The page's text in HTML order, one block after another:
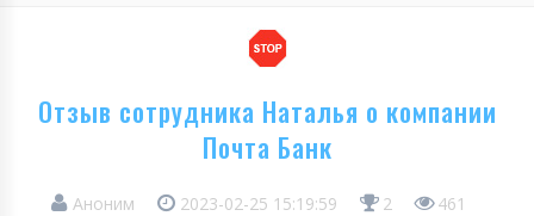
Отзыв сотрудника Наталья о компании
Почта Банк
Аноним 2023-02-25 15:19:59 2 461